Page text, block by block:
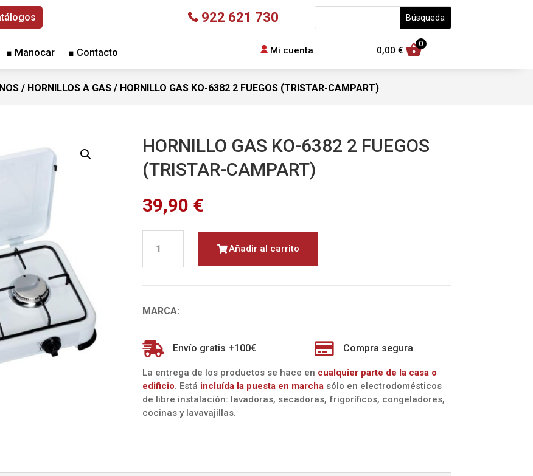
922 621 730
■ Manocar ■ Contacto Mi cuenta 0,00 €
0
/ HORNILLOS A GAS / HORNILLO GAS KO-6382 2 FUEGOS (TRISTAR-CAMPART)
HORNILLO GAS KO-6382 2 FUEGOS
(TRISTAR-CAMPART)
39,90 €
GAS
(TRISTAR-
cantidad
Añadir al carrito
MARCA:
 Envío gratis +100€  Compra segura
La entrega de los productos se hace en cualquier parte de la casa o
edificio. Está incluída la puesta en marchasólo en electrodomésticos
de libre instalación: lavadoras, secadoras, frigoríficos, congeladores,
cocinas y lavavajillas.